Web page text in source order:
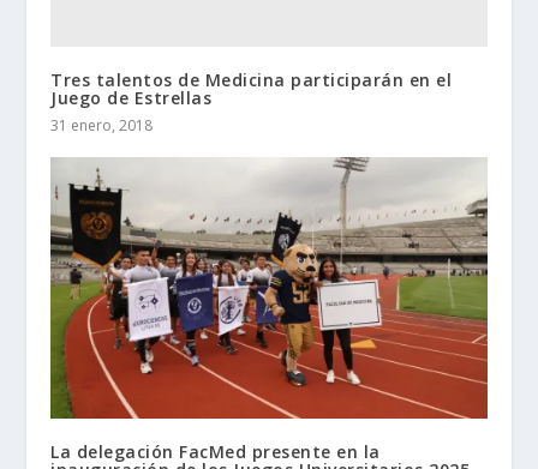
Tres talentos de Medicina participarán en el
Juego de Estrellas
31 enero, 2018
La delegación FacMed presente en la